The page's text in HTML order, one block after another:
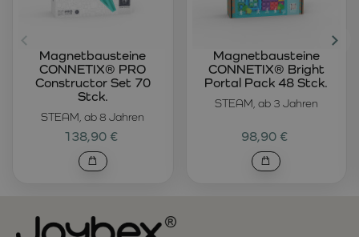
STEAM, ab 8 Jahren
Magnetbausteine
CONNETIX® PRO
Constructor Set 70
Stck.
138,90 €
STEAM, ab 3 Jahren
Magnetbausteine
CONNETIX® Bright
Portal Pack 48 Stck.
98,90 €